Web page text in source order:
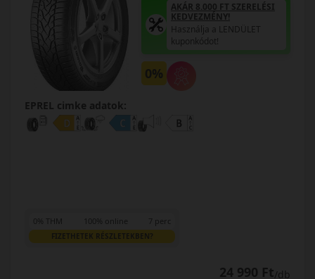
AKÁR 8.000 FT SZERELÉSI
KEDVEZMÉNY!
Használja a LENDÜLET
kuponkódot!
0%
EPREL cimke adatok:
0% THM 100% online 7 perc
FIZETHETEK RÉSZLETEKBEN?
24 990 Ft/db